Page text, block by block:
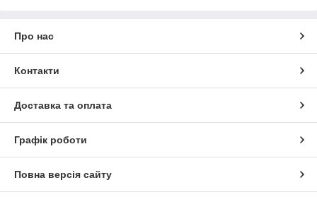
Про нас
Контакти
Доставка та оплата
Графік роботи
Повна версія сайту